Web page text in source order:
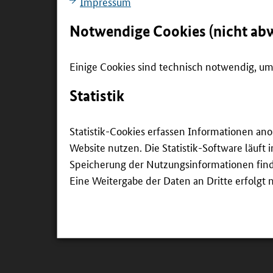
Notwendige Cookies (nicht
Einige Cookies sind technisch notwendig,
Statistik
Statistik-Cookies erfassen Informationen
Website nutzen. Die Statistik-Software läuft
Speicherung der Nutzungsinformationen
Eine Weitergabe der Daten an Dritte erfolgt
sowie fächer-, branchen- und
Das Lehr- und Lernkonzept wird in der ÜBS
Innovationsmanagement der Technischen
Ausbildung, Weiterbildung und
der Region Chemnitz erprobt.
Transfer
Das Konzept soll nach erfolgreicher